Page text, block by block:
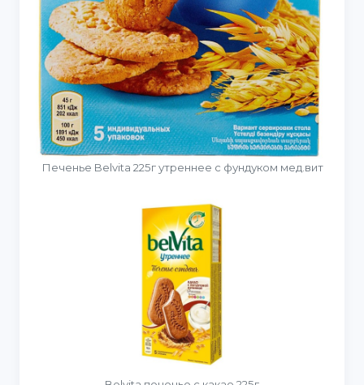
Печенье Belvita 225г утреннее с фундуком мед.вит